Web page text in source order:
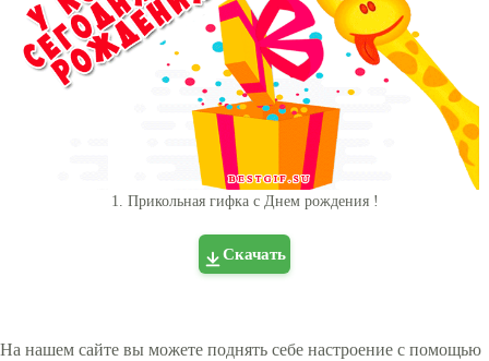
1. Прикольная гифка с Днем рождения !
Скачать
На нашем сайте вы можете поднять себе настроение с помощью